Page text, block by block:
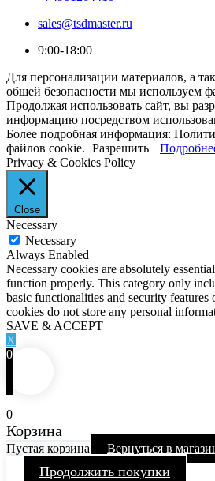
sales@tsdmaster.ru
9:00-18:00
Для персонализации материалов, а
общей безопасности мы используем
Продолжая использовать сайт, вы
информацию посредством
Более подробная информация:
файлов cookie. Разрешить
Privacy & Cookies Policy
Close
Necessary
Necessary
Always Enabled
Necessary cookies are absolutely
function properly. This category only
basic functionalities and security features
cookies do not store any personal
SAVE & ACCEPT
X
0
0
Корзина
Пустая корзина Вернуться в
Продолжить покупки